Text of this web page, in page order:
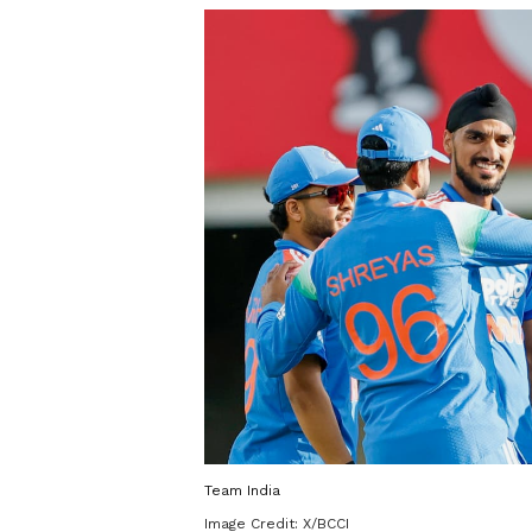
Team India
Image Credit: X/BCCI